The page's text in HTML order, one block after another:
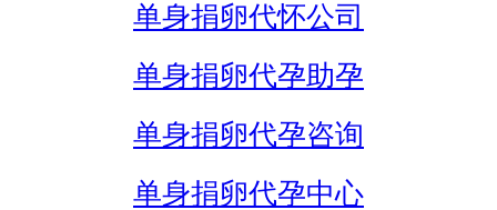
单身捐卵代怀公司
单身捐卵代孕助孕
单身捐卵代孕咨询
单身捐卵代孕中心